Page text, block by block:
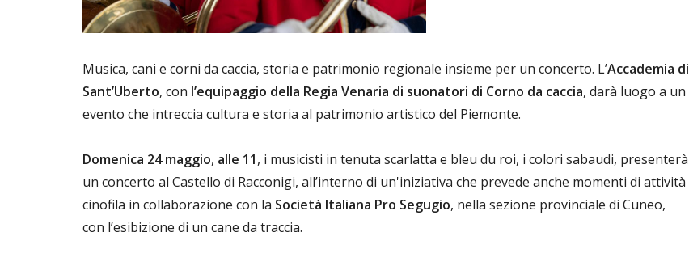
Musica, cani e corni da caccia, storia e patrimonio regionale insieme per un concerto. L’Accademia di
Sant’Uberto, con l’equipaggio della Regia Venaria di suonatori di Corno da caccia, darà luogo a un
evento che intreccia cultura e storia al patrimonio artistico del Piemonte.
Domenica 24 maggio, alle 11, i musicisti in tenuta scarlatta e bleu du roi, i colori sabaudi, presenterà
un concerto al Castello di Racconigi, all’interno di un'iniziativa che prevede anche momenti di attività
cinofila in collaborazione con la Società Italiana Pro Segugio, nella sezione provinciale di Cuneo,
con l’esibizione di un cane da traccia.